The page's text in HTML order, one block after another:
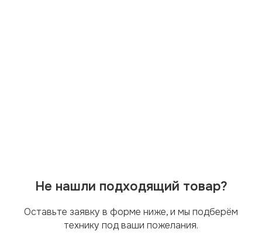
Не нашли подходящий товар?
Оставьте заявку в форме ниже, и мы подберём
технику под ваши пожелания.